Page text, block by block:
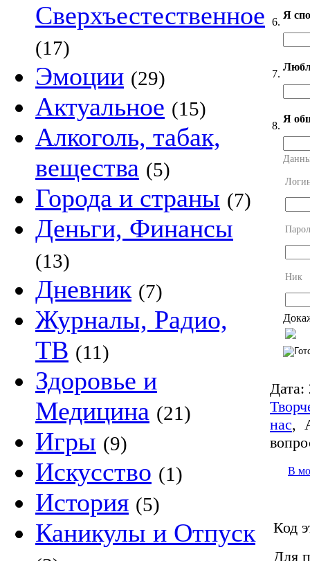
Сверхъестественное
(17)
Эмоции (29)
Актуальное (15)
Алкоголь, табак,
вещества (5)
Города и страны (7)
Деньги, Финансы
(13)
Дневник (7)
Журналы, Радио,
ТВ (11)
Здоровье и
Медицина (21)
Игры (9)
Искусство (1)
История (5)
Каникулы и Отпуск
6.
Я
7.
8.
Я
Ник
Дата:
нас,
В
Код
Для